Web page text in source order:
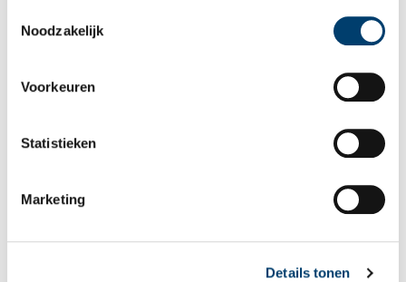
Noodzakelijk
Voorkeuren
Statistieken
Marketing
Details tonen
Rechthoekige (1,4 x 1,7 cm) dobbelsteen van ongebakken aardewerk (100-300
Fluit
We weten niet uit welke periode de fluit komt omdat in de kuil
geen aardewerk gevonden is. Archeologen bepalen vaak aan de
rechter onderpoot van een kraanvogel. Het fluitje is ongeveer